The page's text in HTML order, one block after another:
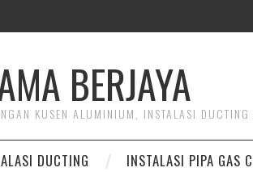
BERJAYA
KUSEN ALUMINIUM, INSTALASI DUCTING
DUCTING INSTALASI PIPA GAS